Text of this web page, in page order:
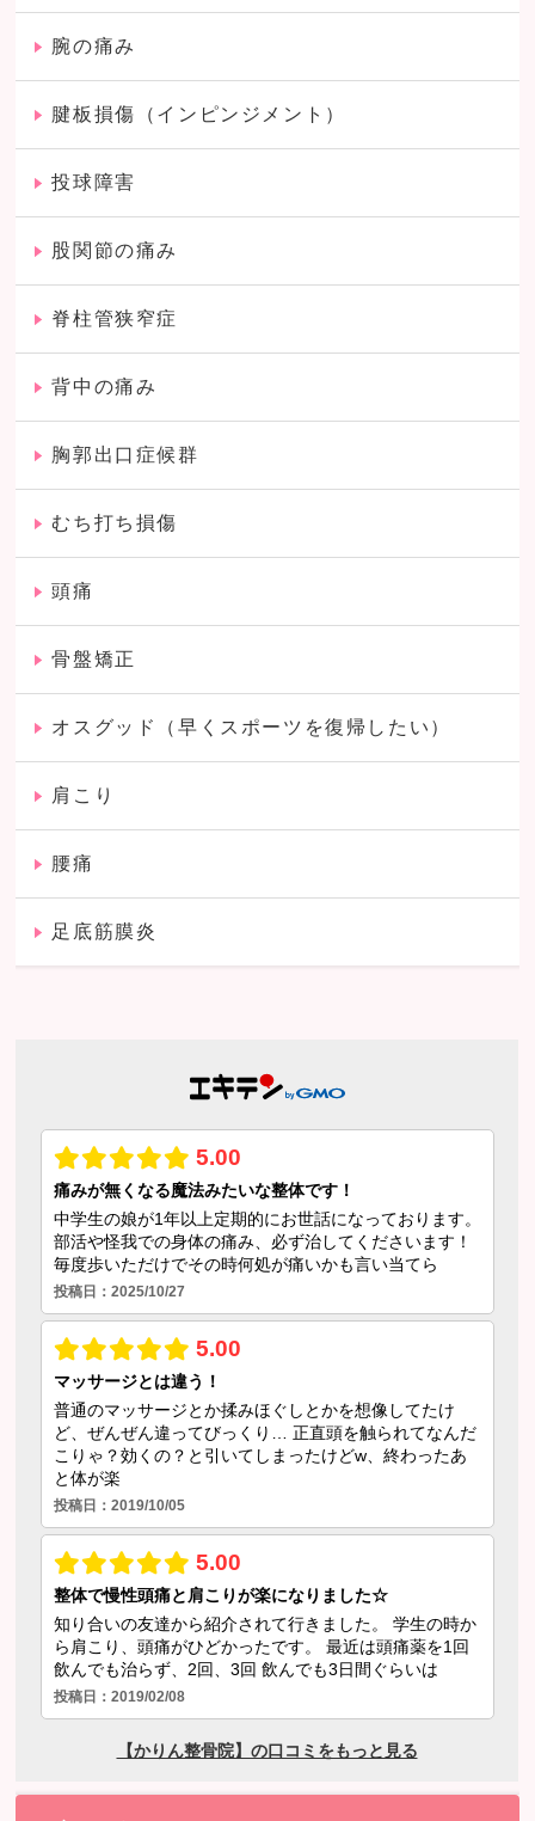
腕の痛み
腱板損傷（インピンジメント）
投球障害
股関節の痛み
脊柱管狭窄症
背中の痛み
胸郭出口症候群
むち打ち損傷
頭痛
骨盤矯正
オスグッド（早くスポーツを復帰したい）
肩こり
腰痛
足底筋膜炎